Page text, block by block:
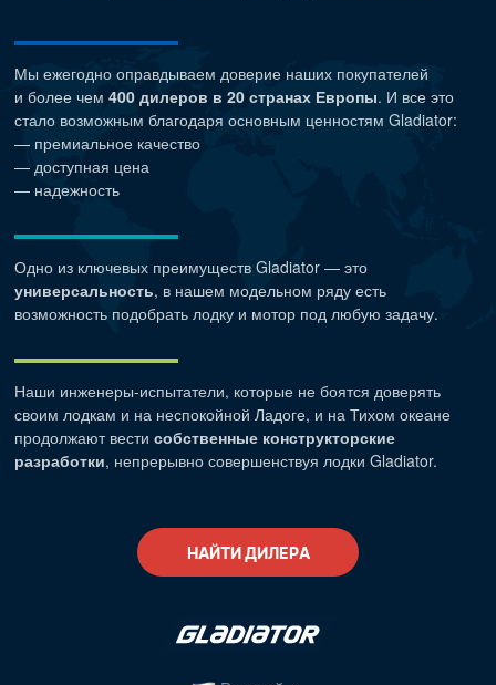
Мы ежегодно оправдываем доверие наших покупателей
и более чем 400 дилеров в 20 странах Европы. И все это
стало возможным благодаря основным ценностям Gladiator:
— премиальное качество
— доступная цена
— надежность
Одно из ключевых преимуществ Gladiator — это
универсальность, в нашем модельном ряду есть
возможность подобрать лодку и мотор под любую задачу.
Наши инженеры-испытатели, которые не боятся доверять
своим лодкам и на неспокойной Ладоге, и на Тихом океане
продолжают вести собственные конструкторские
разработки, непрерывно совершенствуя лодки Gladiator.
НАЙТИ ДИЛЕРА